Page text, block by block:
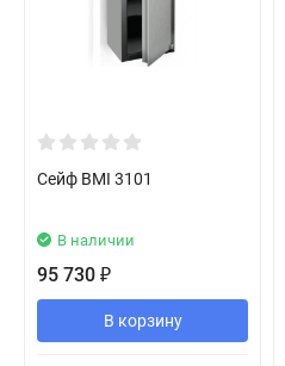
Сейф BMI 3101
В наличии
95 730 ₽
В корзину